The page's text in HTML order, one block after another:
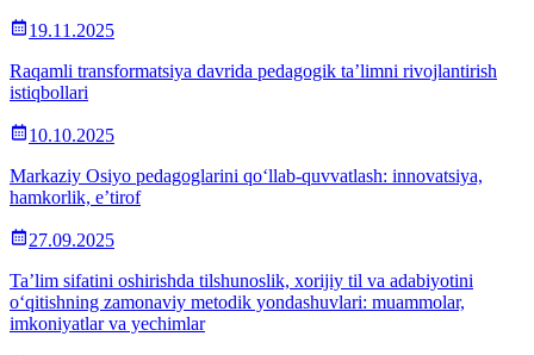
19.11.2025
Raqamli transformatsiya davrida pedagogik ta’limni rivojlantirish
istiqbollari
10.10.2025
Markaziy Osiyo pedagoglarini qo‘llab-quvvatlash: innovatsiya,
hamkorlik, e’tirof
27.09.2025
Ta’lim sifatini oshirishda tilshunoslik, xorijiy til va adabiyotini
o‘qitishning zamonaviy metodik yondashuvlari: muammolar,
imkoniyatlar va yechimlar